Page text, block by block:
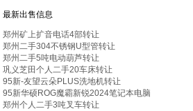
最新出售信息
郑州矿上扩音电话4部转让
郑州二手304不锈钢U型管转让
郑州二手5吨电动葫芦转让
巩义芝田个人二手20车床转让
95新-友望云朵PLUS洗地机转让
95新华硕ROG魔霸新锐2024笔记本电脑
郑州个人二手3吨叉车转让